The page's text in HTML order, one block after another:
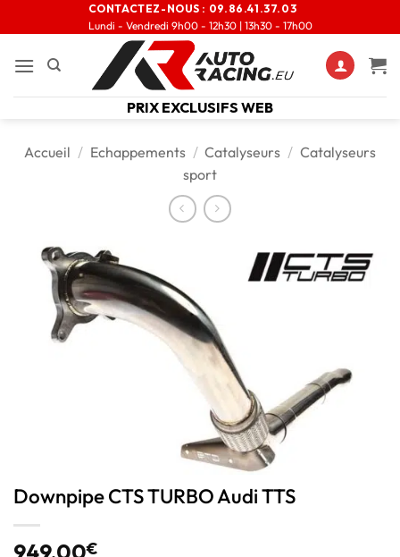
CONTACTEZ-NOUS : 09.86.41.37.03
Lundi - Vendredi 9h00 - 12h30 | 13h30 - 17h00
PRIX EXCLUSIFS WEB
Accueil / Echappements / Catalyseurs / Catalyseurs
sport
Downpipe CTS TURBO Audi TTS
€